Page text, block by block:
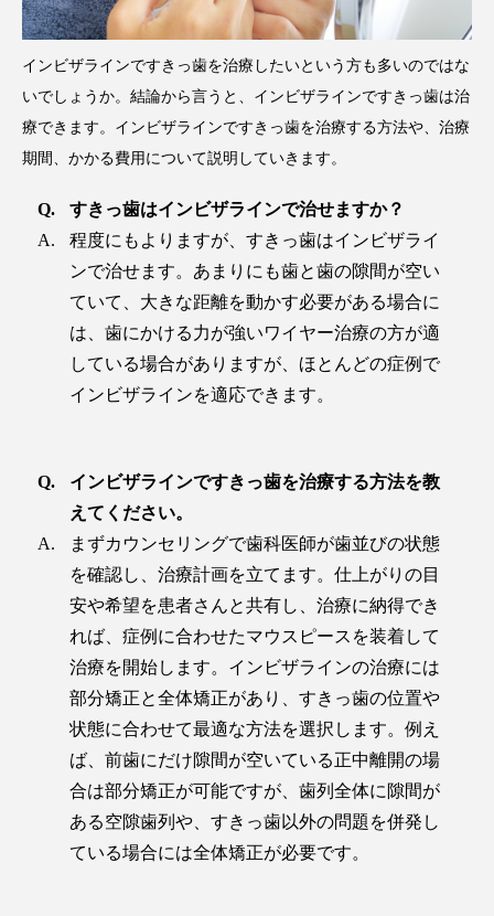
インビザラインですきっ歯を治療したいという方も多いのではな
いでしょうか。結論から言うと、インビザラインですきっ歯は治
療できます。インビザラインですきっ歯を治療する方法や、治療
期間、かかる費用について説明していきます。
すきっ歯はインビザラインで治せますか？
程度にもよりますが、すきっ歯はインビザライ
ンで治せます。あまりにも歯と歯の隙間が空い
ていて、大きな距離を動かす必要がある場合に
は、歯にかける力が強いワイヤー治療の方が適
している場合がありますが、ほとんどの症例で
インビザラインを適応できます。
インビザラインですきっ歯を治療する方法を教
えてください。
まずカウンセリングで歯科医師が歯並びの状態
を確認し、治療計画を立てます。仕上がりの目
安や希望を患者さんと共有し、治療に納得でき
れば、症例に合わせたマウスピースを装着して
治療を開始します。インビザラインの治療には
部分矯正と全体矯正があり、すきっ歯の位置や
状態に合わせて最適な方法を選択します。例え
ば、前歯にだけ隙間が空いている正中離開の場
合は部分矯正が可能ですが、歯列全体に隙間が
ある空隙歯列や、すきっ歯以外の問題を併発し
ている場合には全体矯正が必要です。